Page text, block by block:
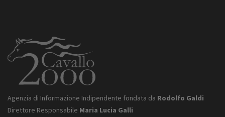
Agenzia di Informazione Indipendente fondata da Rodolfo Galdi
Direttore Responsabile Maria Lucia Galli